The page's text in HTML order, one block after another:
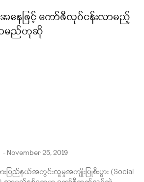
အနေဖြင့် ကော်ဖီလုပ်ငန်းလာမည့်
ာမည်ဟုဆို
- November 25, 2019
ပြည်နယ်အတွင်းလူမှုအကျိုးပြုစီးပွား (Social